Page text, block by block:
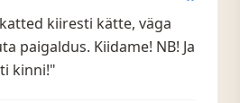
kiiresti kätte, väga
paigaldus. Kiidame! NB! Ja
kinni!"